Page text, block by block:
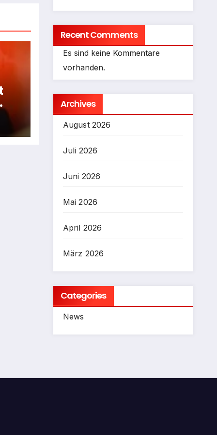
Recent Comments
Es sind keine Kommentare
vorhanden.
Archives
August 2026
Juli 2026
Juni 2026
Mai 2026
April 2026
März 2026
Categories
News